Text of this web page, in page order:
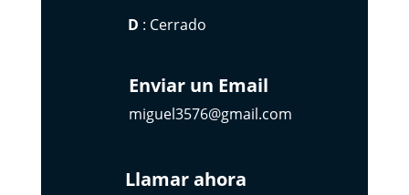
D : Cerrado
Enviar un Email
miguel3576@gmail.com
Llamar ahora